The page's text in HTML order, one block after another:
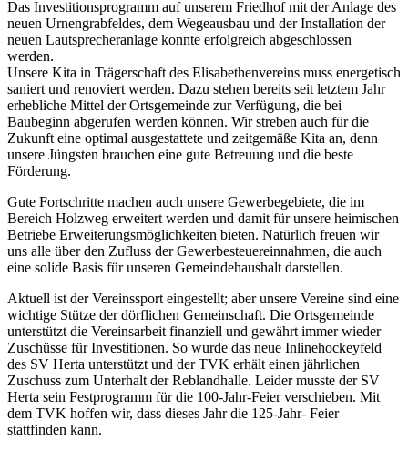
Das Investitionsprogramm auf unserem Friedhof mit der Anlage des
neuen Urnengrabfeldes, dem Wegeausbau und der Installation der
neuen Lautsprecheranlage konnte erfolgreich abgeschlossen
werden.
Unsere Kita in Trägerschaft des Elisabethenvereins muss energetisch
saniert und renoviert werden. Dazu stehen bereits seit letztem Jahr
erhebliche Mittel der Ortsgemeinde zur Verfügung, die bei
Baubeginn abgerufen werden können. Wir streben auch für die
Zukunft eine optimal ausgestattete und zeitgemäße Kita an, denn
unsere Jüngsten brauchen eine gute Betreuung und die beste
Förderung.
Gute Fortschritte machen auch unsere Gewerbegebiete, die im
Bereich Holzweg erweitert werden und damit für unsere heimischen
Betriebe Erweiterungsmöglichkeiten bieten. Natürlich freuen wir
uns alle über den Zufluss der Gewerbesteuereinnahmen, die auch
eine solide Basis für unseren Gemeindehaushalt darstellen.
Aktuell ist der Vereinssport eingestellt; aber unsere Vereine sind eine
wichtige Stütze der dörflichen Gemeinschaft. Die Ortsgemeinde
unterstützt die Vereinsarbeit finanziell und gewährt immer wieder
Zuschüsse für Investitionen. So wurde das neue Inlinehockeyfeld
des SV Herta unterstützt und der TVK erhält einen jährlichen
Zuschuss zum Unterhalt der Reblandhalle. Leider musste der SV
Herta sein Festprogramm für die 100-Jahr-Feier verschieben. Mit
dem TVK hoffen wir, dass dieses Jahr die 125-Jahr- Feier
stattfinden kann.